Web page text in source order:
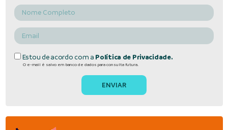
Estou de acordo com a Política de Privacidade.
O e-mail é salvo em banco de dados para consulta futura.